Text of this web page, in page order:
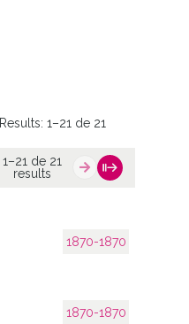
Results:1–21 de 21
1–21 de 21
results
1870-1870
1870-1870